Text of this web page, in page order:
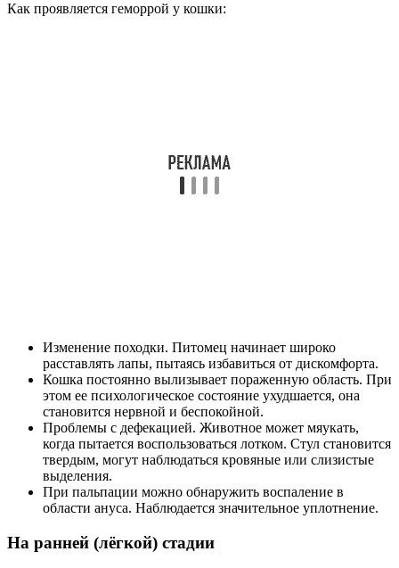
Как проявляется геморрой у кошки:
Изменение походки. Питомец начинает широко
расставлять лапы, пытаясь избавиться от дискомфорта.
Кошка постоянно вылизывает пораженную область. При
этом ее психологическое состояние ухудшается, она
становится нервной и беспокойной.
Проблемы с дефекацией. Животное может мяукать,
когда пытается воспользоваться лотком. Стул становится
твердым, могут наблюдаться кровяные или слизистые
выделения.
При пальпации можно обнаружить воспаление в
области ануса. Наблюдается значительное уплотнение.
На ранней (лёгкой) стадии